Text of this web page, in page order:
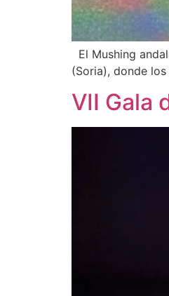
El Mushing
(Soria), donde
VII Gala